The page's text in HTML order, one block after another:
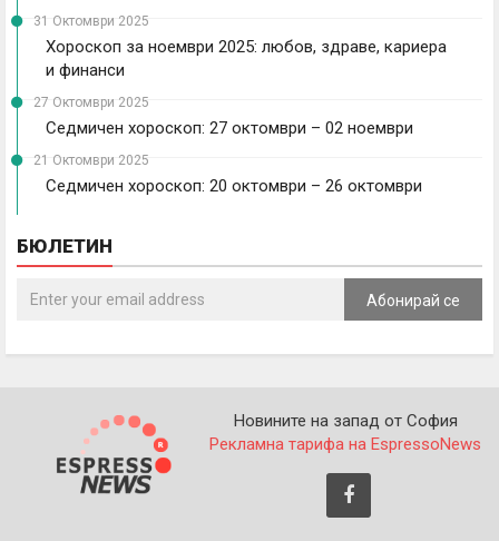
31 Октомври 2025
Хороскоп за ноември 2025: любов, здраве, кариера
и финанси
27 Октомври 2025
Седмичен хороскоп: 27 октомври – 02 ноември
21 Октомври 2025
Седмичен хороскоп: 20 октомври – 26 октомври
БЮЛЕТИН
Абонирай се
Новините на запад от София
Рекламна тарифа на EspressoNews